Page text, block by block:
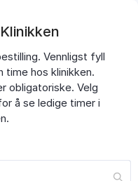
Vennligst fyll
time hos klinikken.
obligatoriske. Velg
å se ledige timer i